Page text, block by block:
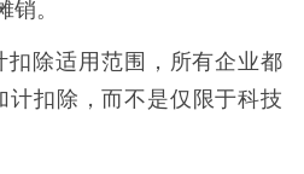
。
扣除适用范围，所有企业都
计扣除，而不是仅限于科技